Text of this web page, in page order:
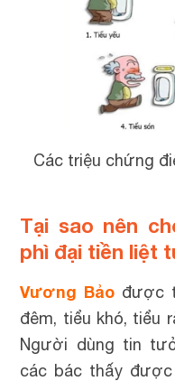
Các triệu chứng
Tại sao nên
phì đại tiền liệt
Vương Bảo được
đêm, tiểu khó, tiểu
Người dùng tin
các bác thấy